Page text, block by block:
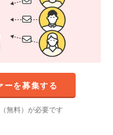
ーを募集する
無料）が必要です